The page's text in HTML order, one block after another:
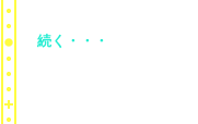
続く・・・